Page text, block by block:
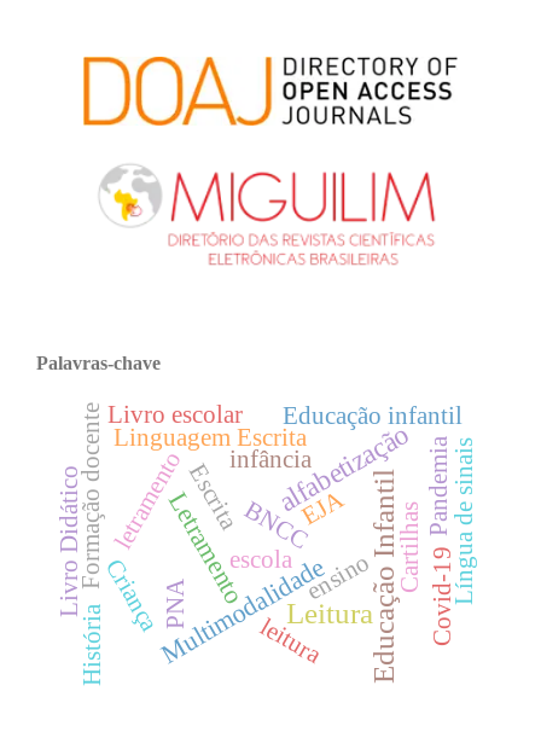
Palavras-chave
Educação Infantil
Leitura
alfabetização
Letramento
Multimodalidade
Educação infantil
Escrita
letramento
Linguagem Escrita
BNCC
PNA ensino
Criança
Formação docente Cartilhas
Livro Didático PandemiaLíngua de sinais
EJA
Covid-19
Livro escolar
leitura
infância
escola
História